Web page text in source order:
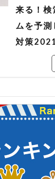
来る！検
ムを予測
対策
売上
定 検索ロ
果 楽天
楽天 アル
天 ショップ